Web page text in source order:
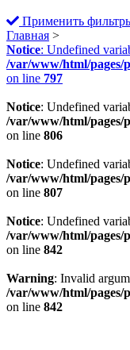
Применить
Главная >
Notice: Undefined
/var/www/html/pages/
on line 797
Notice: Undefined
/var/www/html/pages/
on line 806
Notice: Undefined
/var/www/html/pages/
on line 807
Notice: Undefined
/var/www/html/pages/
on line 842
Warning: Invalid
/var/www/html/pages/
on line 842